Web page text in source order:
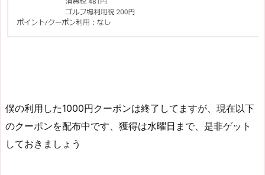
僕の利用した1000円クーポンは終了してますが、現在以下
のクーポンを配布中です、獲得は水曜日まで、是非ゲット
しておきましょう